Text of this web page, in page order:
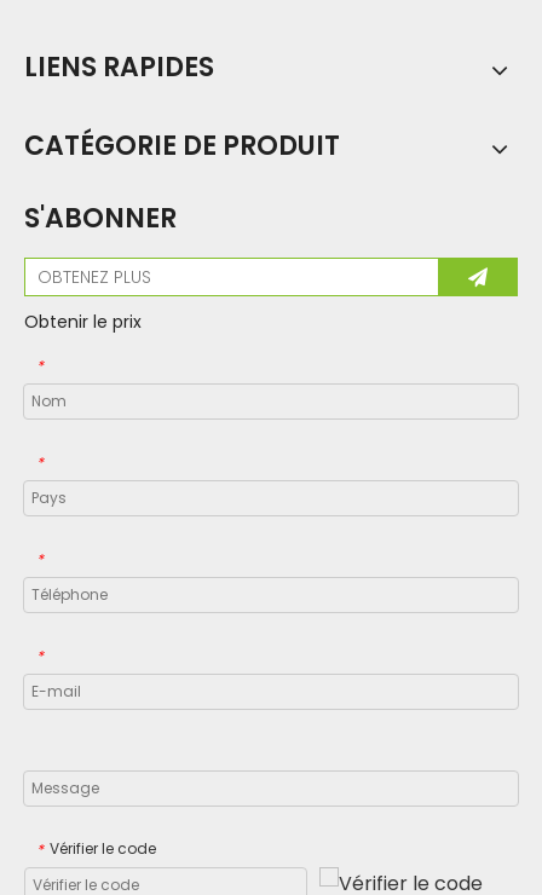
LIENS RAPIDES
CATÉGORIE DE PRODUIT
S'ABONNER
Obtenir le prix
*
*
*
*
* Vérifier le code